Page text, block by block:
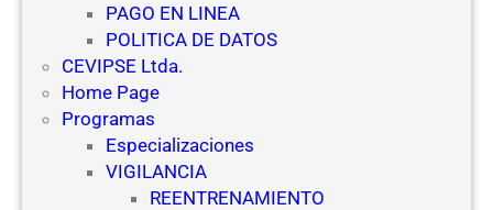
PAGO EN LINEA
POLITICA DE DATOS
CEVIPSE Ltda.
Home Page
Programas
Especializaciones
VIGILANCIA
REENTRENAMIENTO